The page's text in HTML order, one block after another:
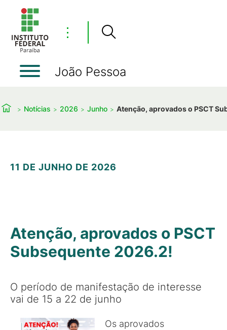
⋮
João Pessoa
Notícias 2026 Junho Atenção, aprovados o PSCT
11 DE JUNHO DE 2026
Atenção, aprovados o PSCT
Subsequente 2026.2!
O período de manifestação de interesse
vai de 15 a 22 de junho
Os aprovados